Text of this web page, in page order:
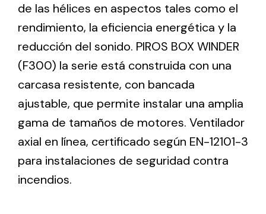
Iluminación Solar
Variedad de soluciones solares para todo tipo
de necesidades.
Solar lighting
Variety of solar solutions for all kinds of needs.
de las hélices en aspectos tales como el
rendimiento, la eficiencia energética y la
reducción del sonido. PIROS BOX WINDER
(F300) la serie está construida con una
carcasa resistente, con bancada
ajustable, que permite instalar una amplia
gama de tamaños de motores. Ventilador
axial en línea, certificado según EN-12101-3
para instalaciones de seguridad contra
incendios.